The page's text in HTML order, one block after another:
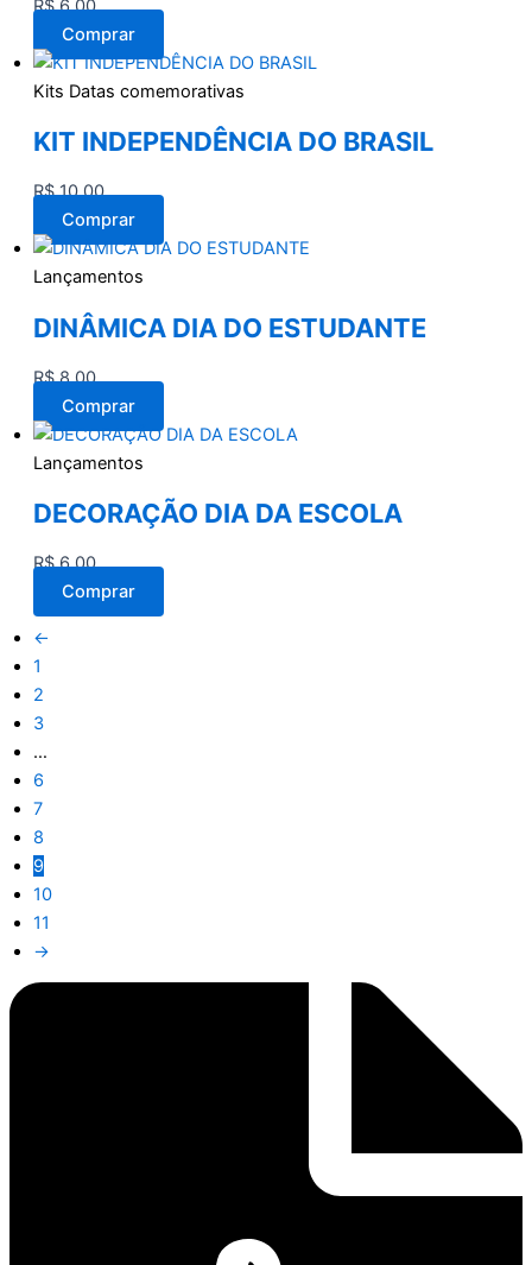
R$6,00
Comprar
Kits Datas comemorativas
KIT INDEPENDÊNCIA DO BRASIL
R$10,00
Comprar
Lançamentos
DINÂMICA DIA DO ESTUDANTE
R$8,00
Comprar
Lançamentos
DECORAÇÃO DIA DA ESCOLA
R$6,00
Comprar
←
1
2
3
…
6
7
8
9
10
11
→